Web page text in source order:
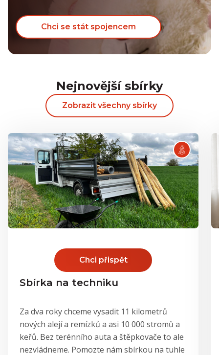
Chci se stát spojencem
Nejnovější sbírky
Zobrazit všechny sbírky
Chci přispět
Sbírka na techniku
Za dva roky chceme vysadit 11 kilometrů
nových alejí a remízků a asi 10 000 stromů a
keřů. Bez terénního auta a štěpkovače to ale
nezvládneme. Pomozte nám sbírkou na tuhle